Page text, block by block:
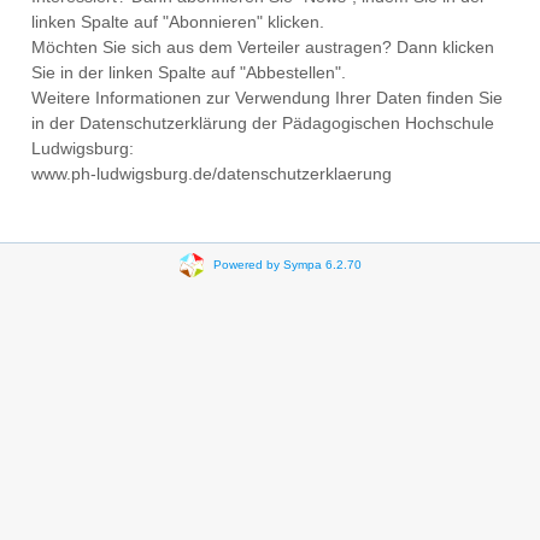
linken Spalte auf "Abonnieren" klicken.
Möchten Sie sich aus dem Verteiler austragen? Dann klicken
Sie in der linken Spalte auf "Abbestellen".
Weitere Informationen zur Verwendung Ihrer Daten finden Sie
in der Datenschutzerklärung der Pädagogischen Hochschule
Ludwigsburg:
www.ph-ludwigsburg.de/datenschutzerklaerung
Powered by Sympa 6.2.70